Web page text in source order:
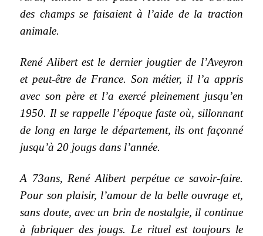
des champs se faisaient à l’aide de la traction
animale.
René Alibert est le dernier jougtier de l’Aveyron
et peut-être de France. Son métier, il l’a appris
avec son père et l’a exercé pleinement jusqu’en
1950. Il se rappelle l’époque faste où, sillonnant
de long en large le département, ils ont façonné
jusqu’à 20 jougs dans l’année.
A 73ans, René Alibert perpétue ce savoir-faire.
Pour son plaisir, l’amour de la belle ouvrage et,
sans doute, avec un brin de nostalgie, il continue
à fabriquer des jougs. Le rituel est toujours le